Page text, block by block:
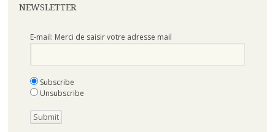
NEWSLETTER
E-mail: Merci de saisir votre adresse mail
Subscribe
Unsubscribe